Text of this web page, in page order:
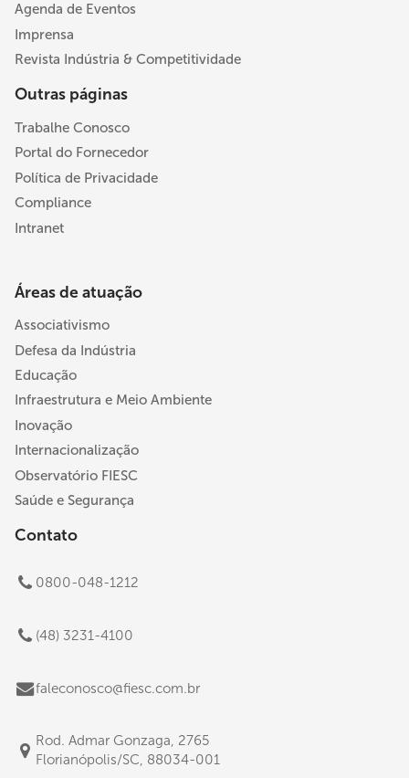
Agenda de Eventos
Imprensa
Revista Indústria & Competitividade
Outras páginas
Trabalhe Conosco
Portal do Fornecedor
Política de Privacidade
Compliance
Intranet
Áreas de atuação
Associativismo
Defesa da Indústria
Educação
Infraestrutura e Meio Ambiente
Inovação
Internacionalização
Observatório FIESC
Saúde e Segurança
Contato
0800-048-1212
(48) 3231-4100
faleconosco@fiesc.com.br
Rod. Admar Gonzaga, 2765
Florianópolis/SC, 88034-001